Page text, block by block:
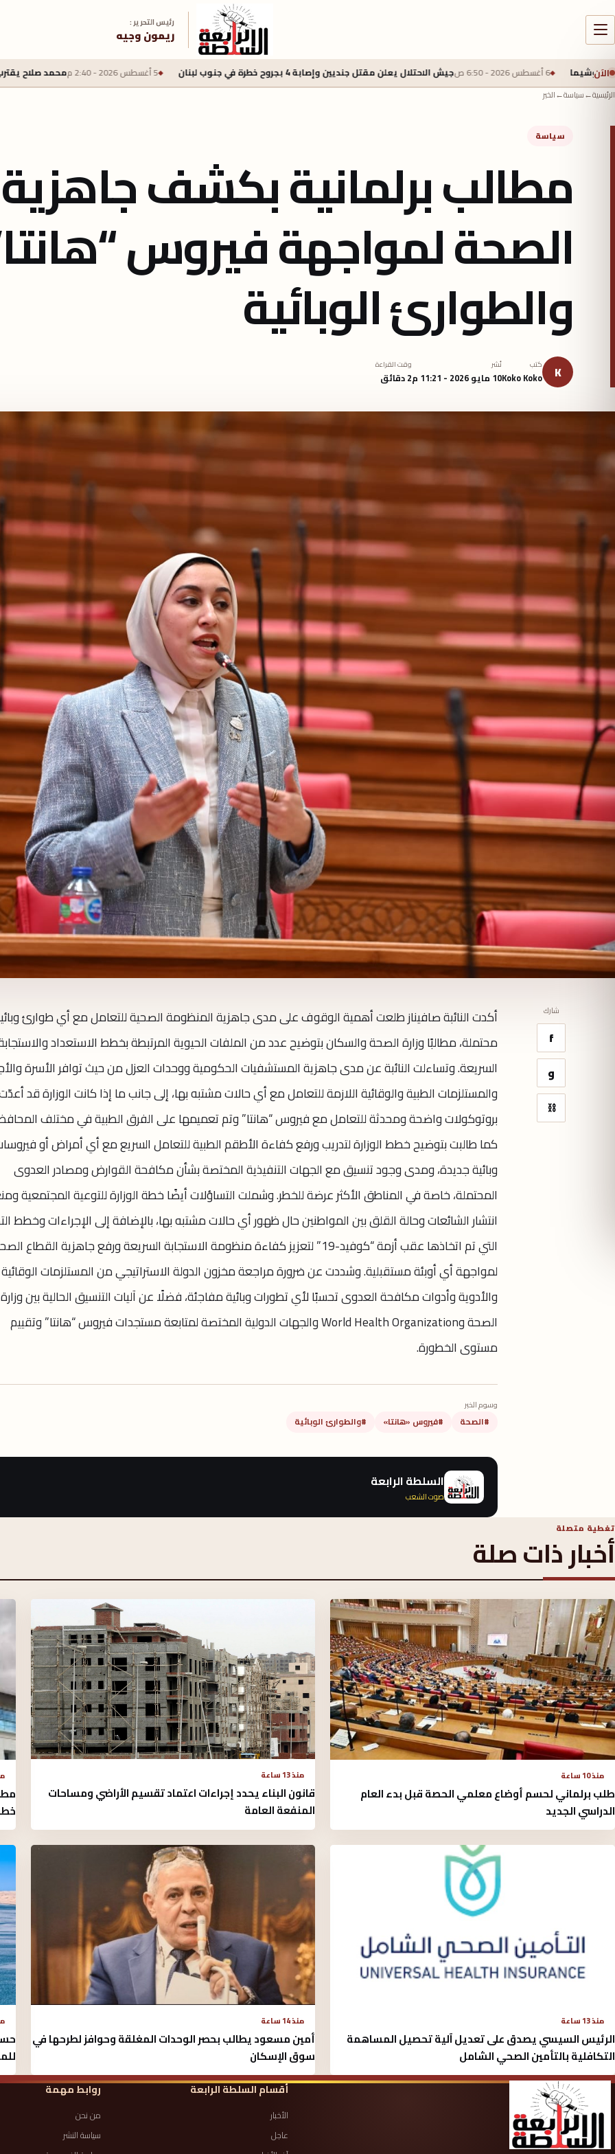
رئيس التحرير :
ريمون وجيه
الآن جيش الاحتلال يعلن مقتل جنديين وإصابة 4 بجروح خطرة في جنوب لبنان 5 أغسطس 2026 - 2:40 م محمد صلاح يقترب من طرابزون سبور بعقد
الرئيسية←سياسة←الخبر
سياسة
مطالب برلمانية بكشف جاهزية
الصحة لمواجهة فيروس
والطوارئ الوبائية
K كتب
Koko Koko
نُشر
10 مايو 2026 - 11:21 م
وقت القراءة
2 دقائق
شارك
f
و
⛓
أكدت النائبة صافيناز طلعت أهمية الوقوف على مدى جاهزية المنظومة الصحية للتعامل مع أي طوارئ
محتملة، مطالبًا وزارة الصحة والسكان بتوضيح عدد من الملفات الحيوية المرتبطة بخطط الاستعداد
السريعة. وتساءلت النائبة عن مدى جاهزية المستشفيات الحكومية ووحدات العزل من حيث توافر الأسرة
والمستلزمات الطبية والوقائية اللازمة للتعامل مع أي حالات مشتبه بها، إلى جانب ما إذا كانت الوزارة قد
بروتوكولات واضحة ومحدثة للتعامل مع فيروس “هانتا” وتم تعميمها على الفرق الطبية في مختلف
كما طالبت بتوضيح خطط الوزارة لتدريب ورفع كفاءة الأطقم الطبية للتعامل السريع مع أي أمراض أو
وبائية جديدة، ومدى وجود تنسيق مع الجهات التنفيذية المختصة بشأن مكافحة القوارض ومصادر العدوى
المحتملة، خاصة في المناطق الأكثر عرضة للخطر. وشملت التساؤلات أيضًا خطة الوزارة للتوعية المجتمعية
انتشار الشائعات وحالة القلق بين المواطنين حال ظهور أي حالات مشتبه بها، بالإضافة إلى الإجراءات وخطط
التي تم اتخاذها عقب أزمة “كوفيد-19” لتعزيز كفاءة منظومة الاستجابة السريعة ورفع جاهزية القطاع
لمواجهة أي أوبئة مستقبلية. وشددت عن ضرورة مراجعة مخزون الدولة الاستراتيجي من المستلزمات الوقائية
والأدوية وأدوات مكافحة العدوى تحسبًا لأي تطورات وبائية مفاجئة، فضلًا عن آليات التنسيق الحالية بين وزارة
الصحة وWorld Health Organization والجهات الدولية المختصة لمتابعة مستجدات فيروس “هانتا” وتقييم
مستوى الخطورة.
وسوم الخبر
#الصحة #فيروس «هانتا» #والطوارئ الوبائية
السلطة الرابعة
صوت الشعب
تغطية متصلة
أخبار ذات صلة
منذ 10 ساعة
طلب برلماني لحسم أوضاع معلمي الحصة قبل بدء العام
الدراسي الجديد
منذ 13 ساعة
قانون البناء يحدد إجراءات اعتماد تقسيم الأراضي ومساحات
المنفعة العامة
منذ 13 ساعة
الرئيس السيسي يصدق على تعديل آلية تحصيل المساهمة
التكافلية بالتأمين الصحي الشامل
منذ 14 ساعة
أمين مسعود يطالب بحصر الوحدات المغلقة وحوافز لطرحها في
سوق الإسكان
أقسام السلطة الرابعة
الأخبار
عاجل
روابط مهمة
من نحن
سياسة النشر